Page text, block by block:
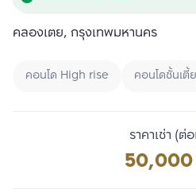
คลองเตย, กรุงเทพมหานคร
คอนโด High rise คอนโดชั้นเตี้ย
ราคาเช่า (ต่
50,000